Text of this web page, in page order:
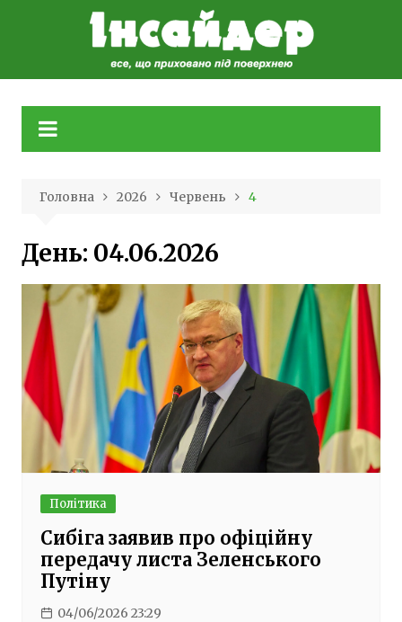
Головна 2026 Червень 4
День: 04.06.2026
Політика
Сибіга заявив про офіційну
передачу листа Зеленського
Путіну
04/06/2026 23:29